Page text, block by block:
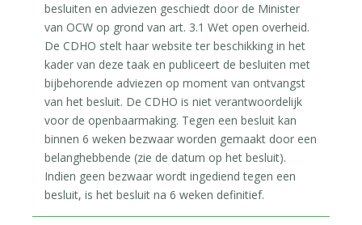
besluiten en adviezen geschiedt door de Minister
van OCW op grond van art. 3.1 Wet open overheid.
De CDHO stelt haar website ter beschikking in het
kader van deze taak en publiceert de besluiten met
bijbehorende adviezen op moment van ontvangst
van het besluit. De CDHO is niet verantwoordelijk
voor de openbaarmaking. Tegen een besluit kan
binnen 6 weken bezwaar worden gemaakt door een
belanghebbende (zie de datum op het besluit).
Indien geen bezwaar wordt ingediend tegen een
besluit, is het besluit na 6 weken definitief.